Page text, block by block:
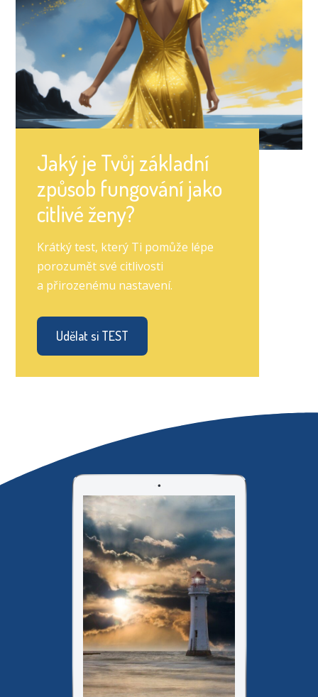
Jaký je Tvůj základní
způsob fungování jako
citlivé ženy?
Krátký test, který Ti pomůže lépe
porozumět své citlivosti
a přirozenému nastavení.
Udělat si TEST